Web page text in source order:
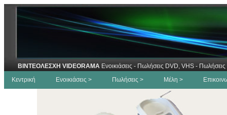
ΒΙΝΤΕΟΛΕΣΧΗ VIDEORAMA Ενοικιάσεις - Πωλήσεις DVD, VHS -
Κεντρική
Ενοικιάσεις > Πωλήσεις > Μέλη >